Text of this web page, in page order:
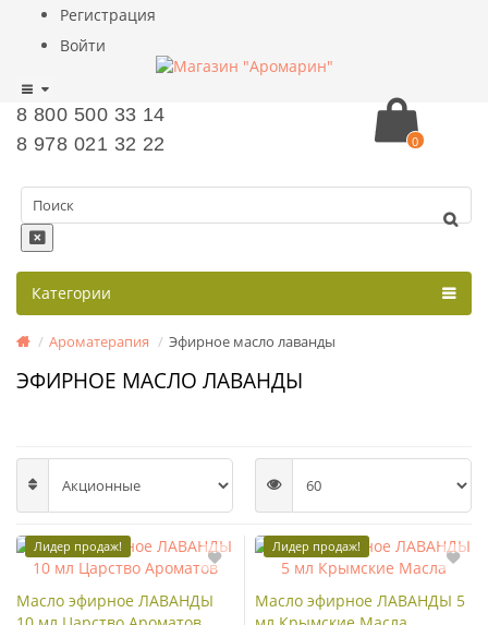
Регистрация
Войти
8 800 500 33 14
8 978 021 32 22
0
Категории
Ароматерапия Эфирное масло лаванды
ЭФИРНОЕ МАСЛО ЛАВАНДЫ
Лидер продаж!
Масло эфирное ЛАВАНДЫ
Лидер продаж!
Масло эфирное ЛАВАНДЫ 5